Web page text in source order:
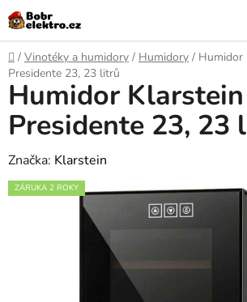
Přejít
na
obsah
Domů
/ Vinotéky a humidory / Humidory / Humidor
Presidente 23, 23 litrů
Humidor
Presidente 23, 23
Značka: Klarstein
ZÁRUKA 2 ROKY